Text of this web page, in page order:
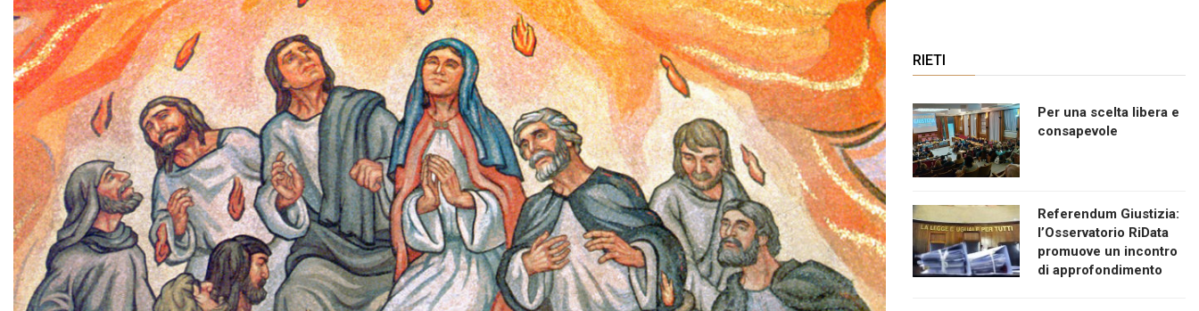
RIETI
Per una scelta libera e
consapevole
Referendum Giustizia:
l’Osservatorio RiData
promuove un incontro
di approfondimento